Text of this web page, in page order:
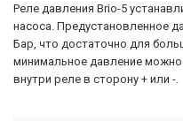
Реле давления Brio-5
насоса. Предустановленное
Бар, что достаточно для
минимальное давление
внутри реле в сторону + или -.